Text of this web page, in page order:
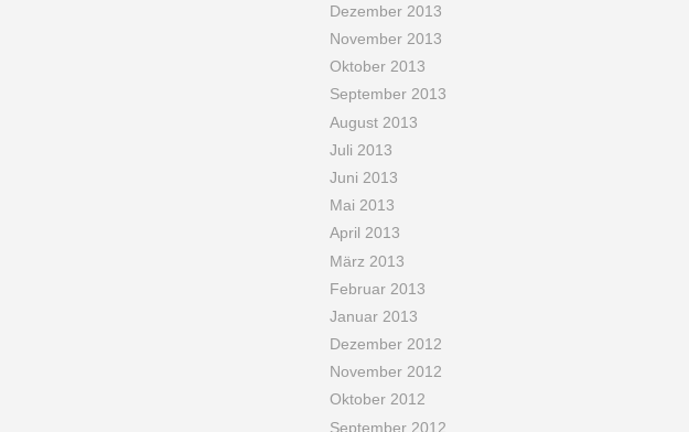
Dezember 2013
November 2013
Oktober 2013
September 2013
August 2013
Juli 2013
Juni 2013
Mai 2013
April 2013
März 2013
Februar 2013
Januar 2013
Dezember 2012
November 2012
Oktober 2012
September 2012